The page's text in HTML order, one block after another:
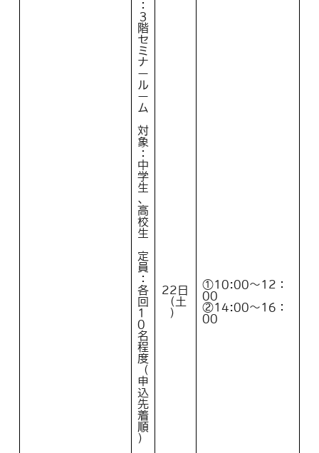
：
３
階
セ
ミ
ナ
ー
ル
ー
ム
対
象
：
中
学
生
、
高
校
生
定
員
：
各
回
1
0
名
程
度
（
申
込
先
着
順
）
22日
（土
）
①10:00～12：
00
②14:00～16：
00